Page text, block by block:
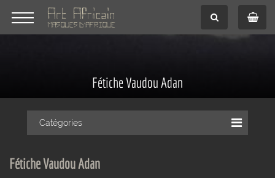
Fétiche Vaudou Adan
Catégories
Fétiche Vaudou Adan